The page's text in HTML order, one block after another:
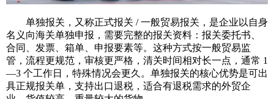
单独报关，又称正式报关 / 一般贸易报关，是企业以自身
名义向海关单独申报，需要完整的报关资料：报关委托书、
合同、发票、箱单、申报要素等。这种方式按一般贸易监
管，流程更规范，审核更严格，清关时间相对长一点，通常 1
—3 个工作日，特殊情况会更久。单独报关的核心优势是可出
具正规报关单，支持出口退税，适合有退税需求的外贸企